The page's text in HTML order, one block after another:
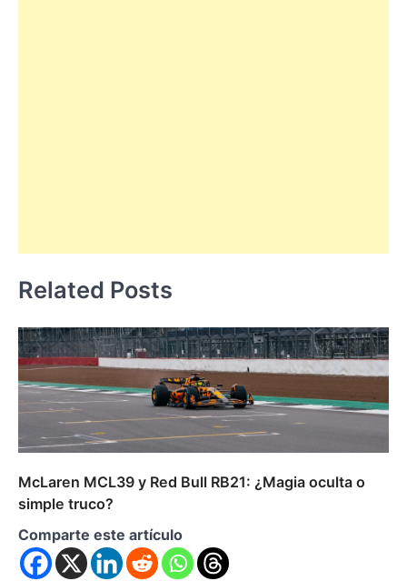
Related Posts
McLaren MCL39 y Red Bull RB21: ¿Magia oculta o
simple truco?
Comparte este artículo